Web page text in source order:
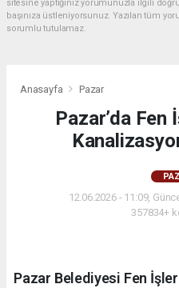
sitesine yaptığınız yorumunuzla ilgili
başınıza üstleniyorsunuz. Yazılan tüm
sorumlu tutulamaz.
Anasayfa Pazar
Pazar’da Fen
12.06.2026 - 11:09,
357834+
Pazar Belediyesi Fen